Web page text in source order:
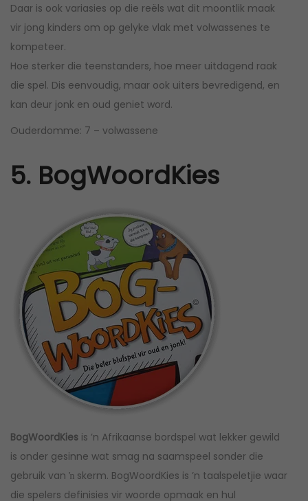
Daar is ook variasies op die reëls wat dit moontlik maak
vir jong kinders om op gelyke vlak met volwassenes te
kompeteer.
Hoe sterker die teenstanders, hoe meer uitdagend raak
die spel. Dis eenvoudig, maar ook uiters bevredigend, en
kan deur jonk en oud geniet word.
Ouderdomme: 7 – volwassene
5. BogWoordKies
BogWoordKies is ’n Afrikaanse bordspel wat lekker gewild
is onder gesinne wat smag na saamspeel sonder die
gebruik van ŉ skerm. BogWoordKies is ’n taalspeletjie waar
die spelers definisies vir woorde opmaak en hul